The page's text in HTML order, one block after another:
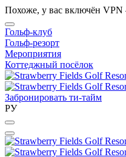
Похоже, у вас включён VPN
Гольф-клуб
Гольф-резорт
Мероприятия
Коттеджный посёлок
Забронировать ти-тайм
РУ